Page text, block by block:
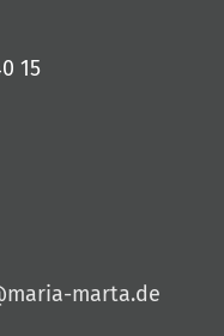
15
marta.de